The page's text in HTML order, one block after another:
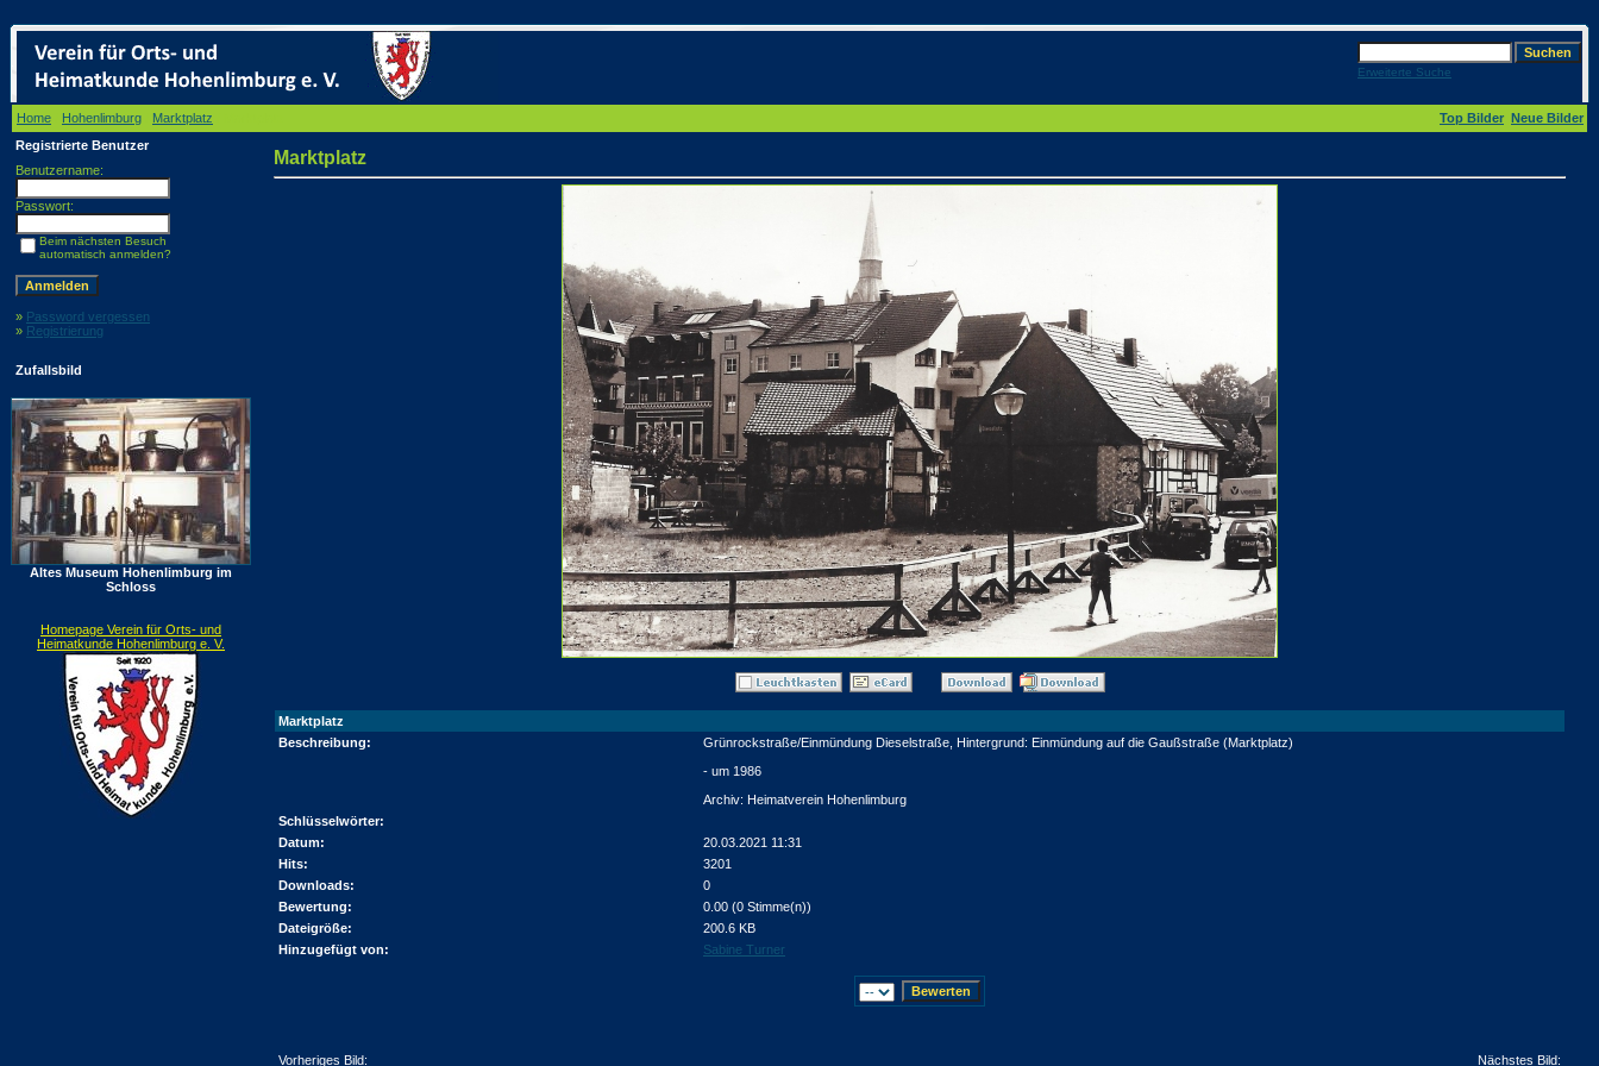
Erweiterte Suche
Home Hohenlimburg Marktplatz Top Bilder Neue Bilder
Registrierte Benutzer
Benutzername:
Passwort:
Beim nächsten Besuch
automatisch anmelden?
» Password vergessen
» Registrierung
Zufallsbild
Altes Museum Hohenlimburg im
Schloss
Homepage Verein für Orts- und
Heimatkunde Hohenlimburg e. V.
Marktplatz
Marktplatz
Beschreibung:
Grünrockstraße/Einmündung Dieselstraße, Hintergrund: Einmündung auf die Gaußstraße (Marktplatz)
- um 1986
Archiv: Heimatverein Hohenlimburg
Schlüsselwörter:
Datum:
20.03.2021 11:31
Hits:
3201
Downloads:
0
Bewertung:
0.00 (0 Stimme(n))
Dateigröße:
200.6 KB
Hinzugefügt von:
Sabine Turner
Vorheriges Bild: Nächstes Bild: